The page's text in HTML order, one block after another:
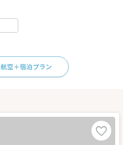
航空＋宿泊プラン